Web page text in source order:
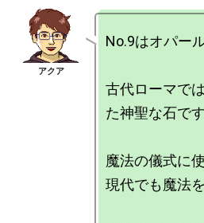
No.9はオパー
古代ローマで
た神聖な石です
魔法の儀式に
現代でも魔法